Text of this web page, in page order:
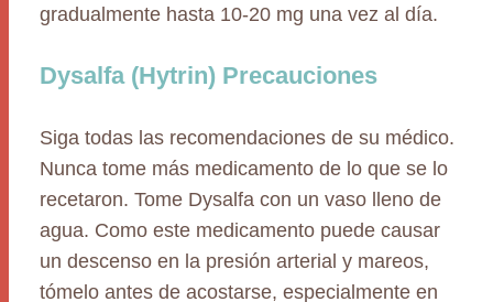
gradualmente hasta 10-20 mg una vez al día.
Dysalfa (Hytrin) Precauciones
Siga todas las recomendaciones de su médico.
Nunca tome más medicamento de lo que se lo
recetaron. Tome Dysalfa con un vaso lleno de
agua. Como este medicamento puede causar
un descenso en la presión arterial y mareos,
tómelo antes de acostarse, especialmente en